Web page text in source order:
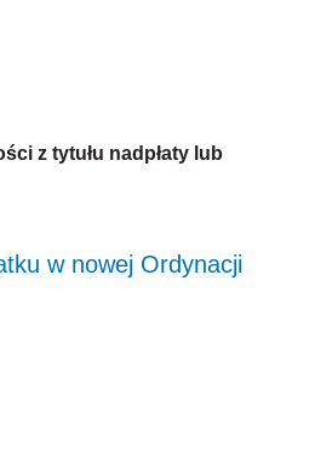
z tytułu nadpłaty lub